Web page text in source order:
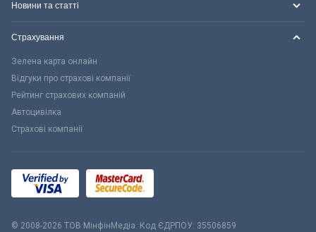
Новини та статті
Страхування
Зелена карта онлайн
Відгуки про страхові компанії
Рейтинг страхових компаній
Автоцивілка
Страхові компанії
© 2008-2026 ТОВ МiнфiнМедiа. Код ЄДРПОУ: 35506859